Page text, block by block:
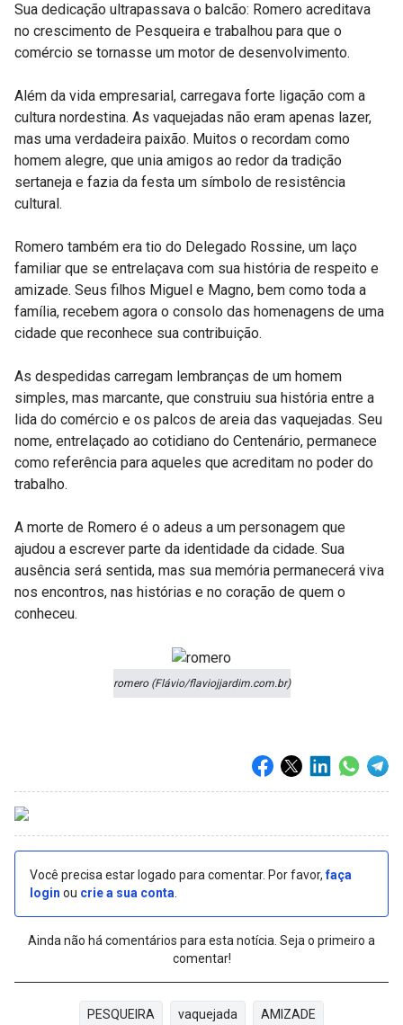
Sua dedicação ultrapassava o balcão: Romero acreditava
no crescimento de Pesqueira e trabalhou para que o
comércio se tornasse um motor de desenvolvimento.
Além da vida empresarial, carregava forte ligação com a
cultura nordestina. As vaquejadas não eram apenas lazer,
mas uma verdadeira paixão. Muitos o recordam como
homem alegre, que unia amigos ao redor da tradição
sertaneja e fazia da festa um símbolo de resistência
cultural.
Romero também era tio do Delegado Rossine, um laço
familiar que se entrelaçava com sua história de respeito e
amizade. Seus filhos Miguel e Magno, bem como toda a
família, recebem agora o consolo das homenagens de uma
cidade que reconhece sua contribuição.
As despedidas carregam lembranças de um homem
simples, mas marcante, que construiu sua história entre a
lida do comércio e os palcos de areia das vaquejadas. Seu
nome, entrelaçado ao cotidiano do Centenário, permanece
como referência para aqueles que acreditam no poder do
trabalho.
A morte de Romero é o adeus a um personagem que
ajudou a escrever parte da identidade da cidade. Sua
ausência será sentida, mas sua memória permanecerá viva
nos encontros, nas histórias e no coração de quem o
conheceu.
romero (Flávio/flaviojjardim.com.br)
Você precisa estar logado para comentar. Por favor,faça
login ou crie a sua conta
Ainda não há comentários para esta notícia. Seja o primeiro a
comentar!
PESQUEIRA vaquejada AMIZADE